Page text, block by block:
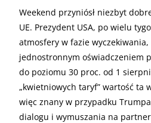
Weekend przyniósł niezbyt
UE. Prezydent USA, po wielu
atmosfery w fazie wyczekiwania,
jednostronnym oświadczeniem
do poziomu 30 proc. od 1
„kwietniowych taryf” wartość ta
więc znany w przypadku
dialogu i wymuszania na